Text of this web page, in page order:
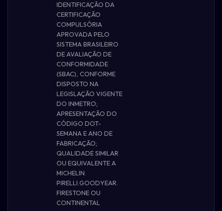
IDENTIFICAÇÃO DA
CERTIFICAÇÃO
COMPULSÓRIA
APROVADA PELO
SISTEMA BRASILEIRO
DE AVALIAÇÃO DE
CONFORMIDADE
(SBAC), CONFORME
DISPOSTO NA
LEGISLAÇÃO VIGENTE
DO INMETRO;
APRESENTAÇÃO DO
CÓDIGO DOT-
SEMANA E ANO DE
FABRICAÇÃO;
QUALIDADE SIMILAR
OU EQUIVALENTE A
MICHELIN.
PIRELLI.GOODYEAR.
FIRESTONE OU
CONTINENTAL